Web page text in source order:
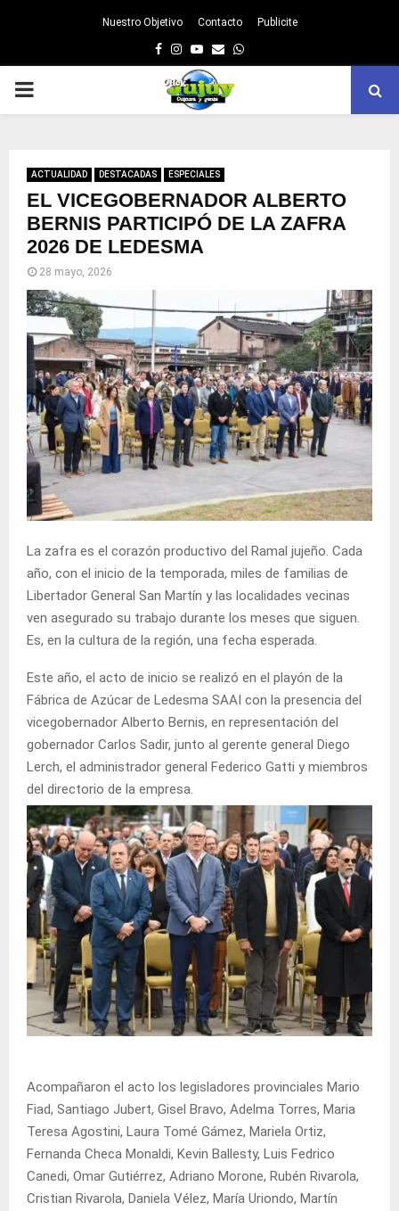
Nuestro Objetivo Contacto Publicite
Facebook
Instagram
Youtube
EmailWhatsapp
PRIMARY
ACTUALIDAD DESTACADAS ESPECIALES
EL VICEGOBERNADOR ALBERTO
BERNIS PARTICIPÓ DE LA ZAFRA
2026 DE LEDESMA
28 mayo, 2026
La zafra es el corazón productivo del Ramal jujeño. Cada
año, con el inicio de la temporada, miles de familias de
Libertador General San Martín y las localidades vecinas
ven asegurado su trabajo durante los meses que siguen.
Es, en la cultura de la región, una fecha esperada.
Este año, el acto de inicio se realizó en el playón de la
Fábrica de Azúcar de Ledesma SAAI con la presencia del
vicegobernador Alberto Bernis, en representación del
gobernador Carlos Sadir, junto al gerente general Diego
Lerch, el administrador general Federico Gatti y miembros
del directorio de la empresa.
Acompañaron el acto los legisladores provinciales Mario
Fiad, Santiago Jubert, Gisel Bravo, Adelma Torres, Maria
Teresa Agostini, Laura Tomé Gámez, Mariela Ortiz,
Fernanda Checa Monaldi, Kevin Ballesty, Luis Fedrico
Canedi, Omar Gutiérrez, Adriano Morone, Rubén Rivarola,
Cristian Rivarola, Daniela Vélez, María Uriondo, Martín